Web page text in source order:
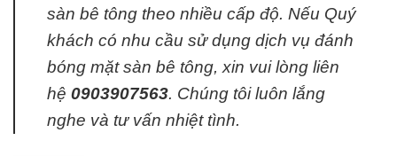
sàn bê tông theo nhiều cấp độ. Nếu Quý
khách có nhu cầu sử dụng dịch vụ đánh
bóng mặt sàn bê tông, xin vui lòng liên
hệ 0903907563. Chúng tôi luôn lắng
nghe và tư vấn nhiệt tình.